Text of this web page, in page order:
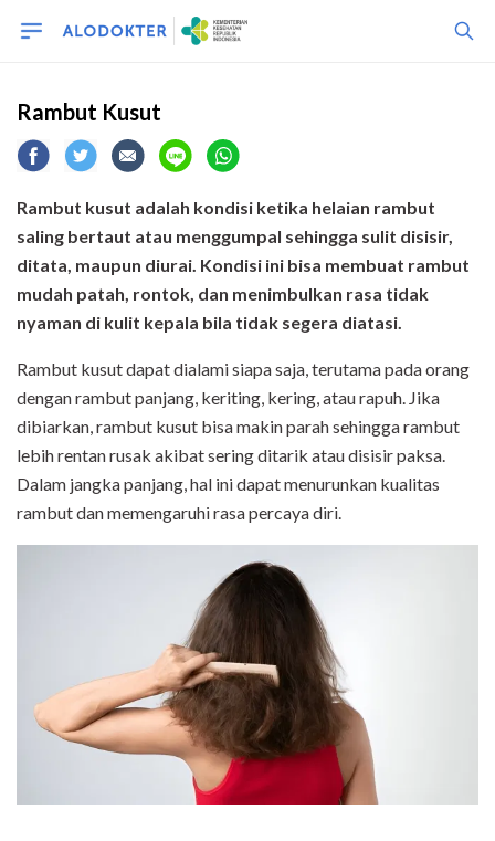
Rambut Kusut
Rambut kusut adalah kondisi ketika helaian rambut
saling bertaut atau menggumpal sehingga sulit disisir,
ditata, maupun diurai. Kondisi ini bisa membuat rambut
mudah patah, rontok, dan menimbulkan rasa tidak
nyaman di kulit kepala bila tidak segera diatasi.
Rambut kusut dapat dialami siapa saja, terutama pada orang
dengan rambut panjang, keriting, kering, atau rapuh. Jika
dibiarkan, rambut kusut bisa makin parah sehingga rambut
lebih rentan rusak akibat sering ditarik atau disisir paksa.
Dalam jangka panjang, hal ini dapat menurunkan kualitas
rambut dan memengaruhi rasa percaya diri.